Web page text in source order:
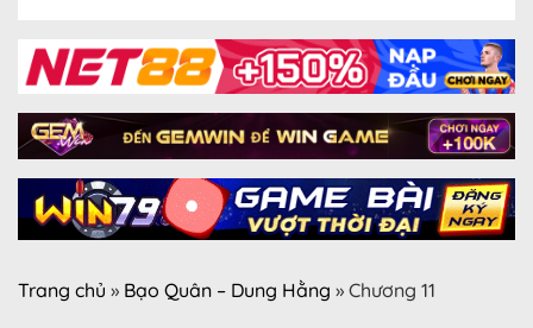
Trang chủ » Bạo Quân – Dung Hằng » Chương 11